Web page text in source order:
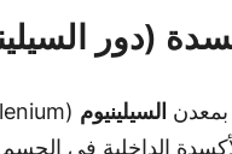
(دور
السيلينيوم